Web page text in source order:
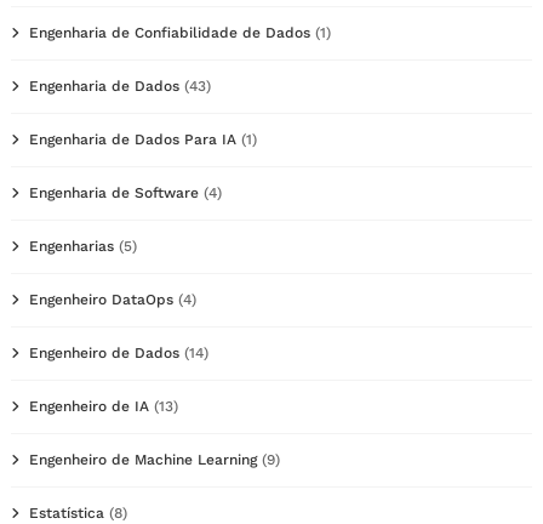
Engenharia de Confiabilidade de Dados (1)
Engenharia de Dados (43)
Engenharia de Dados Para IA (1)
Engenharia de Software (4)
Engenharias (5)
Engenheiro DataOps (4)
Engenheiro de Dados (14)
Engenheiro de IA (13)
Engenheiro de Machine Learning(9)
Estatística (8)